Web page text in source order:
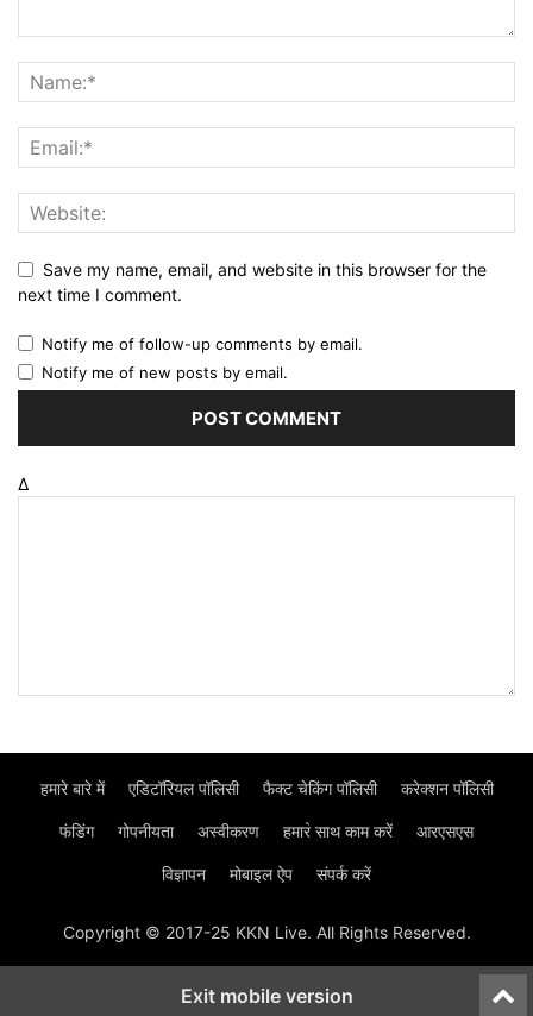
Save my name, email, and website in this browser for the
next time I comment.
Notify me of follow-up comments by email.
Notify me of new posts by email.
Δ
हमारे बारे में एडिटॉरियल पॉलिसी फैक्ट चेकिंग पॉलिसी करेक्शन पॉलिसी
फंडिंग गोपनीयता अस्वीकरण हमार॓ साथ काम करें आरएसएस
विज्ञापन मोबाइल ऐप संपर्क करें
Copyright © 2017-25 KKN Live. All Rights Reserved.
Exit mobile version